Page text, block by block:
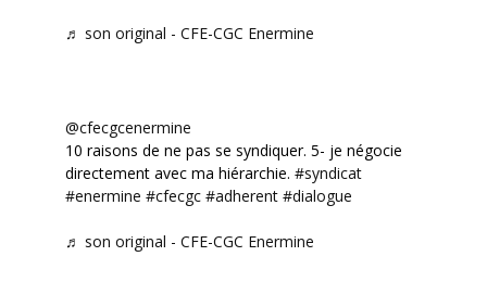
♬ son original - CFE-CGC Enermine
@cfecgcenermine
10 raisons de ne pas se syndiquer. 5- je négocie
directement avec ma hiérarchie. #syndicat
#enermine #cfecgc #adherent #dialogue
♬ son original - CFE-CGC Enermine